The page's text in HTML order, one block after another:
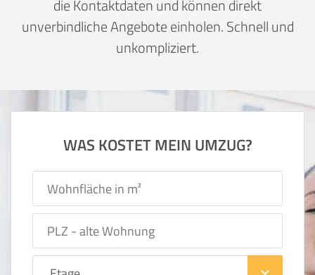
die Kontaktdaten und können direkt
unverbindliche Angebote einholen. Schnell und
unkompliziert.
WAS KOSTET MEIN UMZUG?